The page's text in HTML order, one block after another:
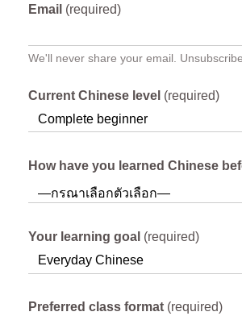
Email (required)
We'll never share your email.
Current Chinese level (required)
How have you learned Chinese
Your learning goal (required)
Preferred class format(required)